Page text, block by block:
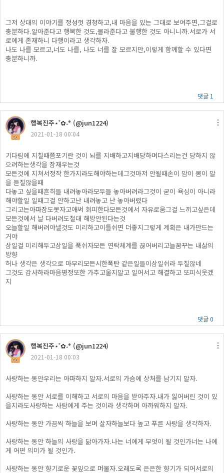
그저 상대의 이야기를 정성껏 경청하고,내 마음을 있는 그대로 보여주면,그걸로
충분하다.알아준다고 행복한 것도,몰라준다고 불행한 것도 아니니까.서로가 서
로에게 존재하니 다행이라고 생각하자.
나도 나를 모르고,너도 나를, 나도 너를 잘 모르지만,이렇게 함께할 수 있다면
충분하니까.
댓글 1
60
행복진주​⋆˚✿˖° (@jun1224)
2021-01-18 00:04
기다림에 지칠때쯤포기란 것이 뇌를 지배하고지배당하며다스리는건 당하지 않
으려하는생각을 잠재우는것
모든것에 지쳐서정작 한가지라도해야하는데그것마저 안될때손이 맘이 몸이 말
을 듣질않을때
다놓고 싶을때흔히들 내려놓아라모두들 놓아버려라그것이 굳이 욕심이 아니라
해야할일 일때그걸 안하고난 내려놓고 난 놓아버렸다
그리고는아파잠도못자고애써 회피한다모든것에서 자유로움그걸 느끼고싶은데
모든것에서 날 다버려도절대 해방안된다는것
오늘할일 해버려야낼것도 미리하고이틀쉬면 더좋지그렇게 계획은 내가만드는
거야
삼일걸 미리해두고삼일을 푹쉬자모든 연락체계를 끊어버리고늘꿈꾸는 내삶의
방향
허나 생각은 생각으로 마무리모든시한폭탄 같은일들이삼일쉬라 두질않네
그것도 감사하라마음평정또한 가추고울지말고 일어서고 해결하고 또피식웃겠
지
댓글 0
60
행복진주​⋆˚✿˖° (@jun1224)
2021-01-18 00:03
사랑하는 동안우리는 아파하지 말자.서로의 가슴에 상처를 남기지 말자.
사랑하는 동안 서로를 이해하고 서로의 마음을 받아주자.내가 잃어버린 것이 있
을지라도사랑하는 사람에게 주는 것이라 생각하며 아까워하지 말자.
사랑하는 동안 가끔씩 하늘을 보며 살자하늘보다 높고 푸른 사랑을 생각하자.
사랑하는 동안 하늘의 사랑을 닮아가자.나는 너에게 무엇이 될 것인가너는 나에
게 어떤 의미가 될 것인가.
사랑하는 동안 향기로운 꽃잎으로 머물자.오래도록 은은한 향기가 되어서로의